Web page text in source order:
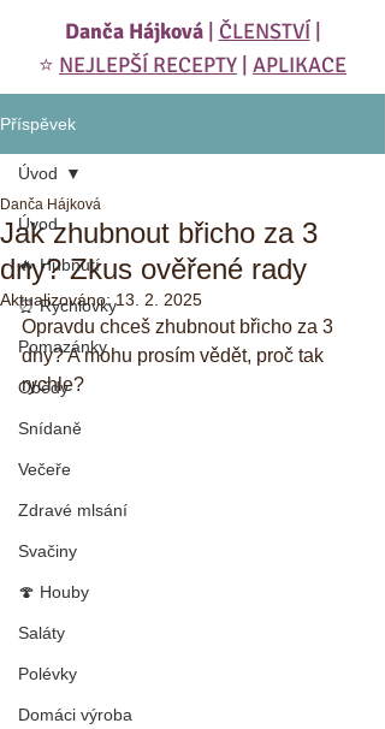
Danča Hájková| ČLENSTVÍ
⭐️ NEJLEPŠÍ RECEPTY APLIKACE
Příspěvek
Úvod
🔥 Hubnutí
⏰ Rychlovky
Pomazánky
Obědy
Snídaně
Večeře
Zdravé mlsání
Svačiny
🍄 Houby
Saláty
Polévky
Domáci výroba
Úvod
Jak zhubnout břicho za 3
dny? Zkus ověřené rady
Danča Hájková
Aktualizováno:13. 2. 2025
Opravdu chceš zhubnout břicho za 3
dny? A mohu prosím vědět, proč tak
rychle?